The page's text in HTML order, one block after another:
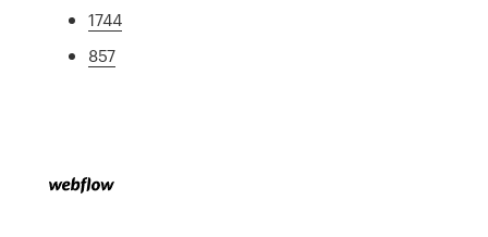
1744
857